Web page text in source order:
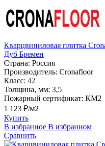
Кварцвиниловая плитка
Дуб Бремен
Страна: Россия
Производитель: Cronafloor
Класс: 42
Толщина, мм: 3,5
Пожарный сертификат: КМ2
1 123 ₽/м2
Купить
В избранное В избранном
Сравнить